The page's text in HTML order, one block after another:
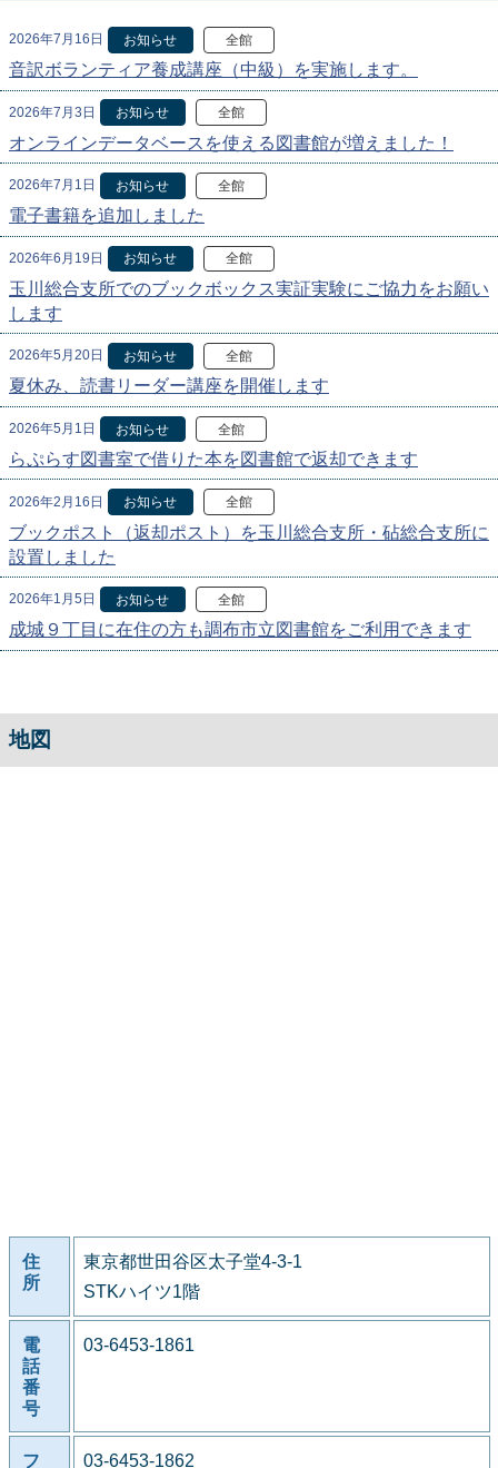
2026年7月16日 お知らせ 全館
音訳ボランティア養成講座（中級）を実施します。
2026年7月3日 お知らせ 全館
オンラインデータベースを使える図書館が増えました！
2026年7月1日 お知らせ 全館
電子書籍を追加しました
2026年6月19日 お知らせ 全館
玉川総合支所でのブックボックス実証実験にご協力をお願い
します
2026年5月20日 お知らせ 全館
夏休み、読書リーダー講座を開催します
2026年5月1日 お知らせ 全館
らぷらす図書室で借りた本を図書館で返却できます
2026年2月16日 お知らせ 全館
ブックポスト（返却ポスト）を玉川総合支所・砧総合支所に
設置しました
2026年1月5日 お知らせ 全館
成城９丁目に在住の方も調布市立図書館をご利用できます
地図
住
所
東京都世田谷区太子堂4-3-1
STKハイツ1階
電
話
番
号
03-6453-1861
フ 03-6453-1862